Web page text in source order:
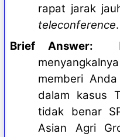
rapat jarak
teleconference.
Brief Answer:
memberi
dalam kasus
tidak benar
Asian Agri